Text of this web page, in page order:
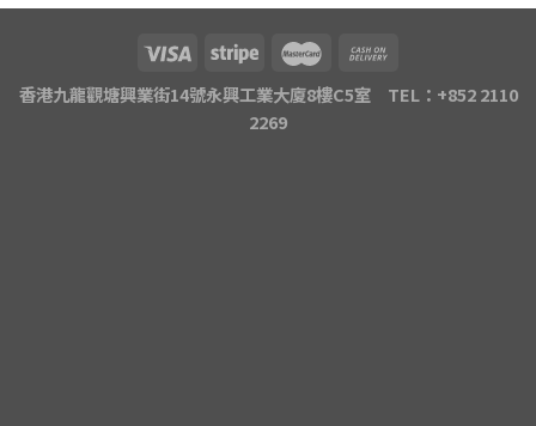
香港九龍觀塘興業街14號永興工業大廈8樓C5室 TEL：+852 2110
2269